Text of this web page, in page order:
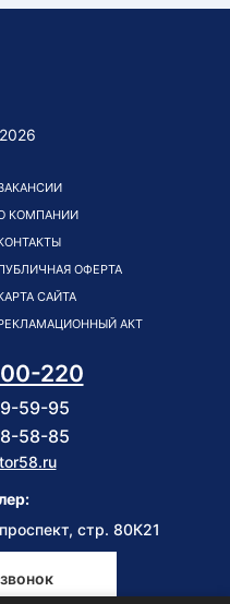
КОМПАНИИ
ОФЕРТА
САЙТА
АКТ
220
59-95
58-85
стр. 80К21